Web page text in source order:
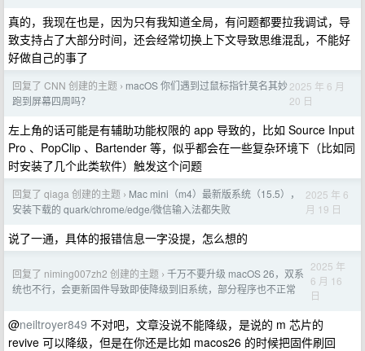
真的，我现在也是，因为只有我知道全局，有问题都要拉我调试，导
致支持占了大部分时间，还会经常切换上下文导致思维混乱，不能好
好做自己的事了
回复了 CNN 创建的主题 › macOS 你们遇到过鼠标指针莫名其妙
跑到屏幕四周吗？
2025 年 6 月
20 日
左上角的话可能是有辅助功能权限的 app 导致的，比如 Source Input
Pro 、PopClip 、Bartender 等，似乎都会在一些复杂环境下（比如同
时安装了几个此类软件）触发这个问题
回复了 qiaga 创建的主题 › Mac mini（m4）最新版系统（15.5），
安装下载的 quark/chrome/edge/微信输入法都失败
2025 年 6
月 19 日
说了一通，具体的报错信息一字没提，怎么想的
回复了 niming007zh2 创建的主题 › 千万不要升级 macOS 26，双系
统也不行，会更新固件导致即使降级到旧系统，部分程序也不正常
2025 年
6 月 16
日
@neiltroyer849 不对吧，文章没说不能降级，是说的 m 芯片的
revive 可以降级，但是在你还是比如 macos26 的时候把固件刷回